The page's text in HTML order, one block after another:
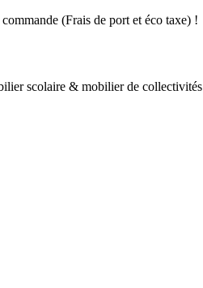
(Frais de port et éco taxe) !
scolaire & mobilier de